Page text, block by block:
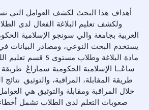
أهداف هذا البحث لكشف العوامل التي
ولكشف تعليم البلاغة الفعال لدى
العربية بجامعة والي سونجو الإسلامية
يستخدم البحث النوعي، ومصادر البيانات
مادة البلاغة وطلاب
ساڠــا الإسلامية الحكومية سماراڠ.
طريقة المقابلة، المراقبة، والتوثيق.
خلال المراقبة ومقابلة والتوثيق هي
صعوبات التعلم لدى الطلاب تشمل